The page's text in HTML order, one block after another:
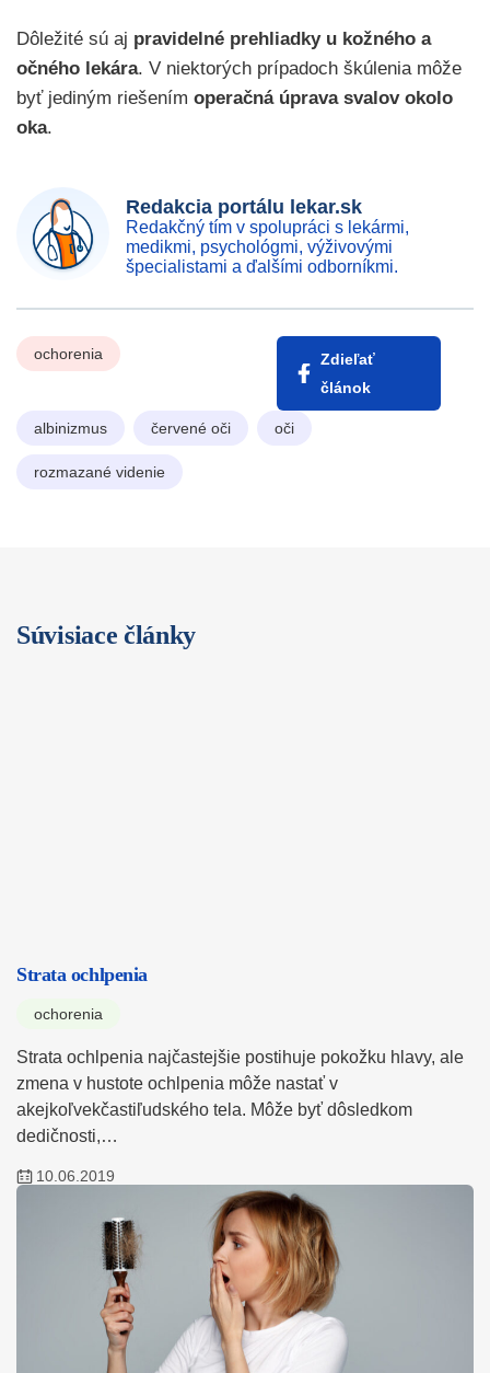
Dôležité sú aj pravidelné prehliadky u kožného a
očného lekára. V niektorých prípadoch škúlenia môže
byť jediným riešením operačná úprava svalov okolo
oka.
Redakcia portálu lekar.sk
Redakčný tím v spolupráci s lekármi,
medikmi, psychológmi, výživovými
špecialistami a ďalšími odborníkmi.
ochorenia
Zdieľať
článok
albinizmus červené oči oči
rozmazané videnie
Súvisiace články
Strata ochlpenia
ochorenia
Strata ochlpenia najčastejšie postihuje pokožku hlavy, ale
zmena v hustote ochlpenia môže nastať v
akejkoľvekčastiľudského tela. Môže byť dôsledkom
dedičnosti,…
10.06.2019